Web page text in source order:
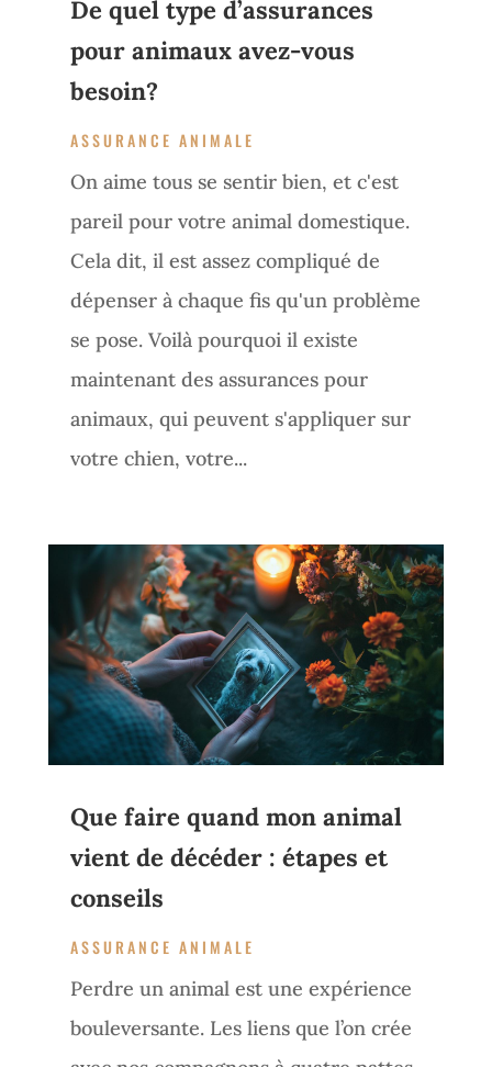
De quel type d’assurances
pour animaux avez-vous
besoin?
ASSURANCE ANIMALE
On aime tous se sentir bien, et c'est
pareil pour votre animal domestique.
Cela dit, il est assez compliqué de
dépenser à chaque fis qu'un problème
se pose. Voilà pourquoi il existe
maintenant des assurances pour
animaux, qui peuvent s'appliquer sur
votre chien, votre...
Que faire quand mon animal
vient de décéder : étapes et
conseils
ASSURANCE ANIMALE
Perdre un animal est une expérience
bouleversante. Les liens que l’on crée